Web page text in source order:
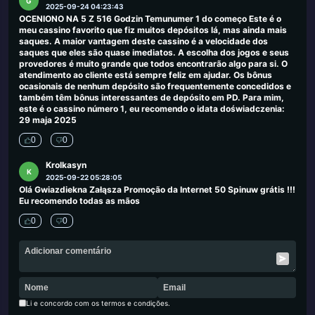
2025-09-24 04:23:43
OCENIONO NA 5 Z 516 Godzin Temunumer 1 do começo Este é o
meu cassino favorito que fiz muitos depósitos lá, mas ainda mais
saques. A maior vantagem deste cassino é a velocidade dos
saques que eles são quase imediatos. A escolha dos jogos e seus
provedores é muito grande que todos encontrarão algo para si. O
atendimento ao cliente está sempre feliz em ajudar. Os bônus
ocasionais de nenhum depósito são frequentemente concedidos e
também têm bônus interessantes de depósito em PD. Para mim,
este é o cassino número 1, eu recomendo o idata doświadczenia:
29 maja 2025
0 0
K
Krolkasyn
2025-09-22 05:28:05
Olá Gwiazdiekna Załąsza Promoção da Internet 50 Spinuw grátis !!!
Eu recomendo todas as mãos
0 0
Li e concordo com os termos e condições.